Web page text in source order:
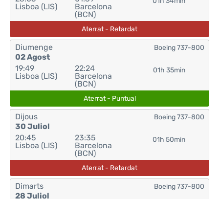
Lisboa (LIS)
Barcelona
(BCN)
Aterrat - Retardat
Diumenge
02 Agost
19:49
Lisboa (LIS)
22:24
Barcelona
(BCN)
01h 35min
Boeing 737-800
Aterrat - Puntual
Dijous
30 Juliol
20:45
Lisboa (LIS)
23:35
Barcelona
(BCN)
01h 50min
Boeing 737-800
Aterrat - Retardat
Dimarts
28 Juliol
Boeing 737-800